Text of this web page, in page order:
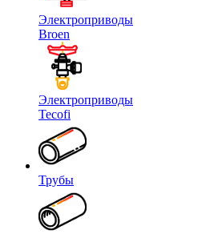
Электроприводы
Broen
Электроприводы
Tecofi
Трубы